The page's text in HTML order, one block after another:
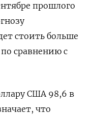
прошлого
стоить больше
по сравнению с
США 98,6 в
что